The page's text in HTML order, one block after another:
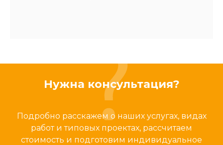
Нужна консультация?
Подробно расскажем о наших услугах, видах
работ и типовых проектах, рассчитаем
стоимость и подготовим индивидуальное